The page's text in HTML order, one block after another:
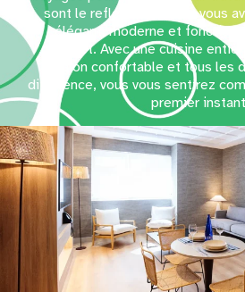
sont le reflet de ce dont vous
élégant, moderne et
complet. Avec une cuisine
salon confortable et tous les
différence, vous vous sentirez
premier